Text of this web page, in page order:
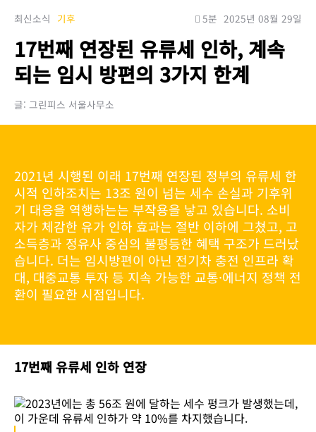
최신소식 기후 5분 2025년 08월 29일
17번째 연장된 유류세 인하, 계속
되는 임시 방편의 3가지 한계
글: 그린피스 서울사무소
2021년 시행된 이래 17번째 연장된 정부의 유류세 한
시적 인하조치는 13조 원이 넘는 세수 손실과 기후위
기 대응을 역행하는는 부작용을 낳고 있습니다. 소비
자가 체감한 유가 인하 효과는 절반 이하에 그쳤고, 고
소득층과 정유사 중심의 불평등한 혜택 구조가 드러났
습니다. 더는 임시방편이 아닌 전기차 충전 인프라 확
대, 대중교통 투자 등 지속 가능한 교통·에너지 정책 전
환이 필요한 시점입니다.
17번째 유류세 인하 연장